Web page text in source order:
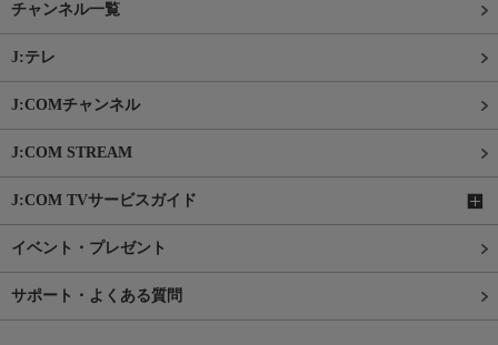
チャンネル一覧
J:テレ
J:COMチャンネル
J:COM STREAM
J:COM TVサービスガイド
イベント・プレゼント
サポート・よくある質問